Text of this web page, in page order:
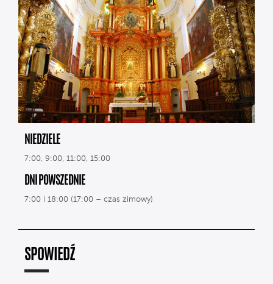
NIEDZIELE
7:00, 9:00, 11:00, 15:00
DNI POWSZEDNIE
7:00 i 18:00 (17:00 – czas zimowy)
SPOWIEDŹ